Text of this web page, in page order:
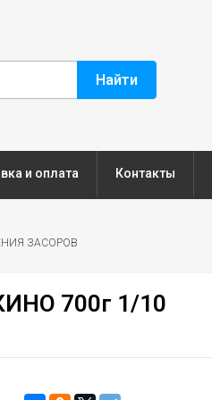
Найти
и оплата Контакты
ЗАСОРОВ
700г 1/10